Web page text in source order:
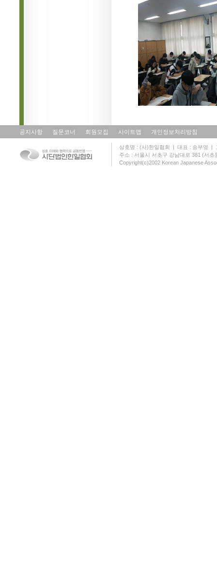
공지사항 질문코너 회원모집 사이트맵 개인정보처리방침
상호명 : (사)한일협회 | 대표 : 송부영 |
주소 : 서울시 서초구 강남대로 381 (서
Copyright(c)2002 Korean Japanese